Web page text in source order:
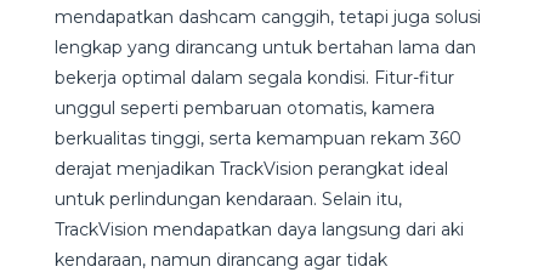
mendapatkan dashcam canggih, tetapi juga solusi
lengkap yang dirancang untuk bertahan lama dan
bekerja optimal dalam segala kondisi. Fitur-fitur
unggul seperti pembaruan otomatis, kamera
berkualitas tinggi, serta kemampuan rekam 360
derajat menjadikan TrackVision perangkat ideal
untuk perlindungan kendaraan. Selain itu,
TrackVision mendapatkan daya langsung dari aki
kendaraan, namun dirancang agar tidak